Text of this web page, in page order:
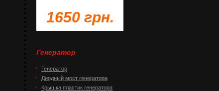
1650 грн.
Генератор
Генератор
Диодный мост генератора
Крышка пластик генератора